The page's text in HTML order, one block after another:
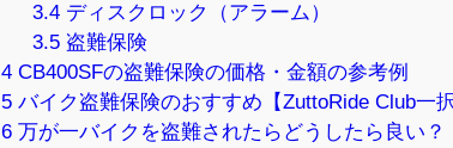
3.4ディスクロック（アラーム）
3.5盗難保険
4 CB400SFの盗難保険の価格・金額の参考例
5 バイク盗難保険のおすすめ【ZuttoRide Club一
6 万が一バイクを盗難されたらどうしたら良い？